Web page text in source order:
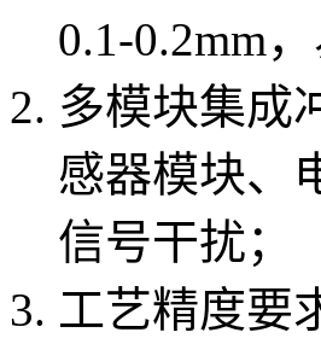
0.1-0.2mm
多模块集成
感器模块、
信号干扰；
工艺精度要